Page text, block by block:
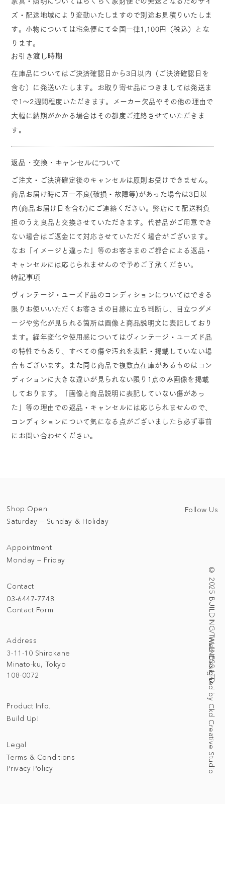
ズ・配送地域により変動いたしますので別途お見積りいたしま
す。小物については宅急便にて全国一律1,100円（税込）とな
ります。
お引き渡し時期
在庫品についてはご決済確認日から3日以内（ご決済確認日を
含む）に発送いたします。お取り寄せ品につきましては発送ま
で1～2週間程度いただきます。メーカー欠品やその他の理由で
大幅に納期がかかる場合はその都度ご連絡させていただきま
す。
返品・交換・キャンセルについて
ご注文・ご決済確定後のキャンセルは原則お受けできません。
商品お届け時に万一不良(破損・故障等)があった場合は3日以
内(商品お届け日を含む)にご連絡ください。弊店にて配送料負
担のうえ良品と交換させていただきます。代替品がご用意でき
ない場合はご返金にて対応させていただく場合がございます。
なお「イメージと違った」等のお客さまのご都合による返品・
キャンセルには応じられませんので予めご了承ください。
特記事項
ヴィンテージ・ユーズド品のコンディションについてはできる
限りお使いいただくお客さまの目線に立ち判断し、目立つダメ
ージや劣化が見られる箇所は画像と商品説明文に表記しており
ます。経年変化や使用感についてはヴィンテージ・ユーズド品
の特性でもあり、すべての傷や汚れを表記・掲載していない場
合もございます。また同じ商品で複数点在庫があるものはコン
ディションに大きな違いが見られない限り1点のみ画像を掲載
しております。「画像と商品説明に表記していない傷があっ
た」等の理由での返品・キャンセルには応じられませんので、
コンディションについて気になる点がございましたら必ず事前
にお問い合わせください。
Address
3-11-10 Shirokane
Minato-ku, Tokyo
108-0072
© 2025 BUILDING/TALLNESS LTD.
Web Designed by Ckd Creative Studio
Contact
03-6447-7748
Contact Form
Shop Open
Saturday — Sunday & Holiday
Appointment
Monday — Friday
Legal
Terms & Conditions
Privacy Policy
Product Info.
Build Up!
Follow Us